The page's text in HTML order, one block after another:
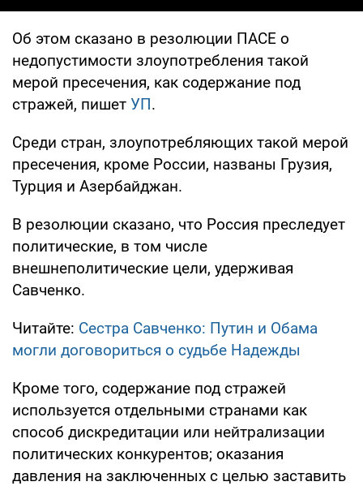
Об этом сказано в резолюции ПАСЕ о
недопустимости злоупотребления такой
мерой пресечения, как содержание под
стражей, пишет УП.
Среди стран, злоупотребляющих такой мерой
пресечения, кроме России, названы Грузия,
Турция и Азербайджан.
В резолюции сказано, что Россия преследует
политические, в том числе
внешнеполитические цели, удерживая
Савченко.
Читайте: Сестра Савченко: Путин и Обама
могли договориться о судьбе Надежды
Кроме того, содержание под стражей
используется отдельными странами как
способ дискредитации или нейтрализации
политических конкурентов; оказания
давления на заключенных с целью заставить